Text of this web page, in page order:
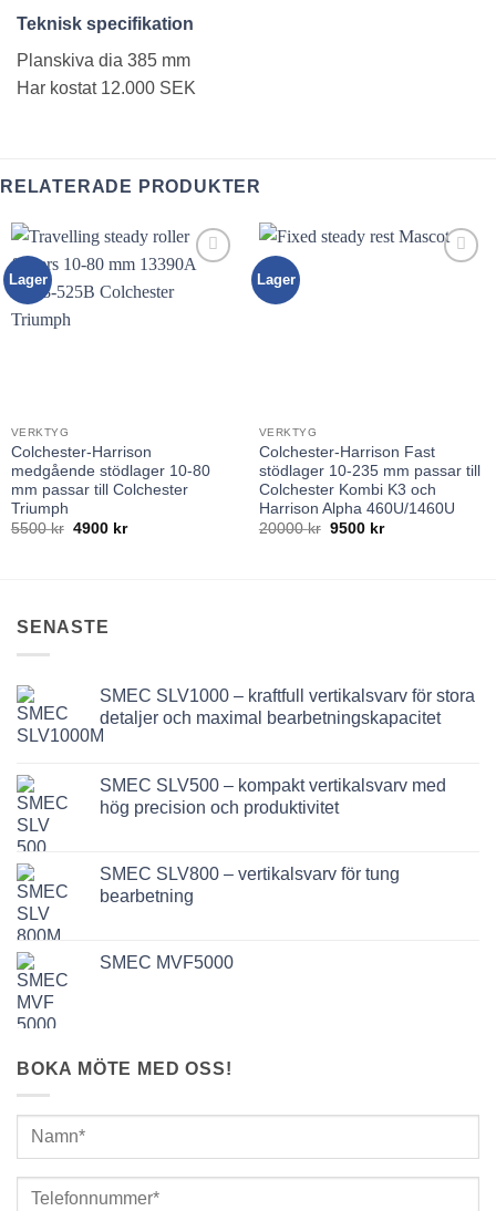
Teknisk specifikation
Planskiva dia 385 mm
Har kostat 12.000 SEK
RELATERADE PRODUKTER
Lager
VERKTYG
Colchester-Harrison
medgående stödlager 10-80
mm passar till Colchester
Triumph
5500kr Det
4900 krDet
Lager
VERKTYG
Colchester-Harrison Fast
stödlager 10-235 mm passar till
Colchester Kombi K3 och
Harrison Alpha 460U/1460U
20000kr Det
9500 krDet
SENASTE
SMEC SLV1000 – kraftfull vertikalsvarv för stora
detaljer och maximal bearbetningskapacitet
SMEC SLV500 – kompakt vertikalsvarv med
hög precision och produktivitet
SMEC SLV800 – vertikalsvarv för tung
bearbetning
SMEC MVF5000
BOKA MÖTE MED OSS!